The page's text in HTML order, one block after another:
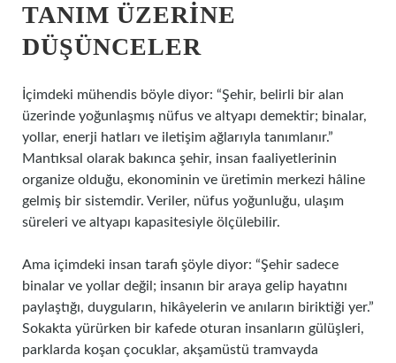
TANIM ÜZERINE
DÜŞÜNCELER
İçimdeki mühendis böyle diyor: “Şehir, belirli bir alan
üzerinde yoğunlaşmış nüfus ve altyapı demektir; binalar,
yollar, enerji hatları ve iletişim ağlarıyla tanımlanır.”
Mantıksal olarak bakınca şehir, insan faaliyetlerinin
organize olduğu, ekonominin ve üretimin merkezi hâline
gelmiş bir sistemdir. Veriler, nüfus yoğunluğu, ulaşım
süreleri ve altyapı kapasitesiyle ölçülebilir.
Ama içimdeki insan tarafı şöyle diyor: “Şehir sadece
binalar ve yollar değil; insanın bir araya gelip hayatını
paylaştığı, duyguların, hikâyelerin ve anıların biriktiği yer.”
Sokakta yürürken bir kafede oturan insanların gülüşleri,
parklarda koşan çocuklar, akşamüstü tramvayda